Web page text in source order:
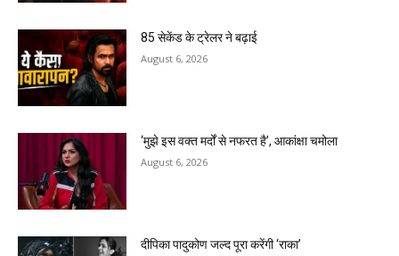
85 सेकेंड के ट्रेलर ने बढ़ाई
August 6, 2026
‘मुझे इस वक्त मर्दों से नफरत है’, आकांक्षा चमोला
August 6, 2026
दीपिका पादुकोण जल्द पूरा करेंगी ‘राका’